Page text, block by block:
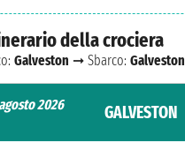
della crociera
Galveston ➞ Sbarco: Galveston
2026
GALVESTON